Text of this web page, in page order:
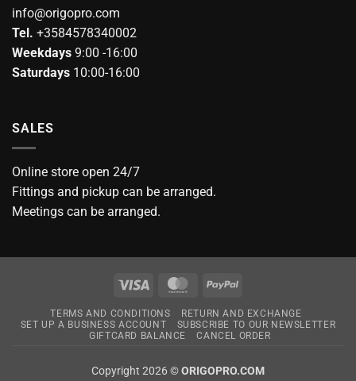
info@origopro.com
Tel. +3584578340002
Weekdays 9:00 -16:00
Saturdays 10:00-16:00
SALES
Online store open 24/7
Fittings and pickup can be arranged.
Meetings can be arranged.
Visa MasterCardPayPal
TERMS AND CONDITIONS
RETURN AND EXCHANGE
SET UP A BUSINESS ACCOUNT
SUBSCRIBE TO OUR NEWSLETTER
GIFTCARD BALANCE
CANCEL ORDER
Copyright 2026 ©ORIGOPRO.COM